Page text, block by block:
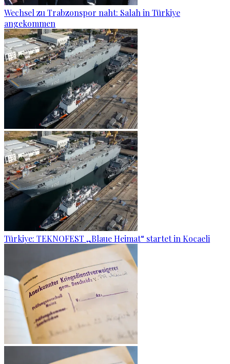
Wechsel zu Trabzonspor naht: Salah in Türkiye
angekommen
Türkiye: TEKNOFEST „Blaue Heimat“ startet in Kocaeli